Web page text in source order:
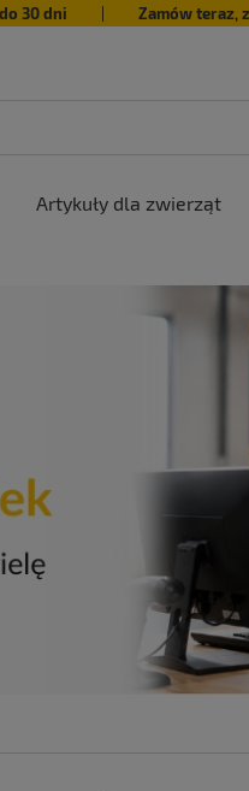
30 dni Zamów teraz,
Artykuły dla zwierząt